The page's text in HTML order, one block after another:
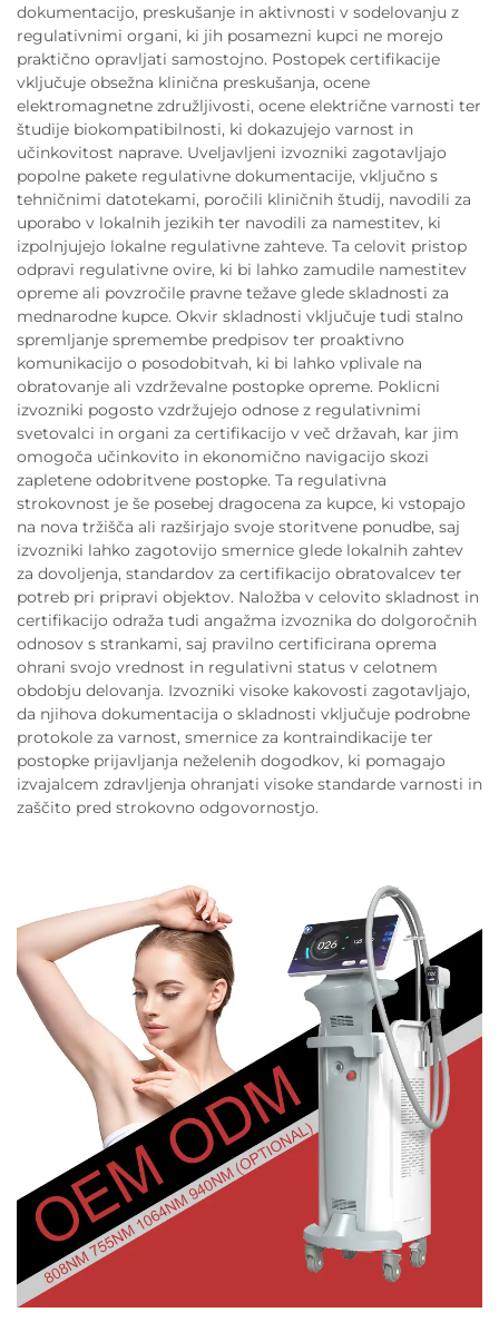
dokumentacijo, preskušanje in aktivnosti v sodelovanju z
regulativnimi organi, ki jih posamezni kupci ne morejo
praktično opravljati samostojno. Postopek certifikacije
vključuje obsežna klinična preskušanja, ocene
elektromagnetne združljivosti, ocene električne varnosti ter
študije biokompatibilnosti, ki dokazujejo varnost in
učinkovitost naprave. Uveljavljeni izvozniki zagotavljajo
popolne pakete regulativne dokumentacije, vključno s
tehničnimi datotekami, poročili kliničnih študij, navodili za
uporabo v lokalnih jezikih ter navodili za namestitev, ki
izpolnjujejo lokalne regulativne zahteve. Ta celovit pristop
odpravi regulativne ovire, ki bi lahko zamudile namestitev
opreme ali povzročile pravne težave glede skladnosti za
mednarodne kupce. Okvir skladnosti vključuje tudi stalno
spremljanje spremembe predpisov ter proaktivno
komunikacijo o posodobitvah, ki bi lahko vplivale na
obratovanje ali vzdrževalne postopke opreme. Poklicni
izvozniki pogosto vzdržujejo odnose z regulativnimi
svetovalci in organi za certifikacijo v več državah, kar jim
omogoča učinkovito in ekonomično navigacijo skozi
zapletene odobritvene postopke. Ta regulativna
strokovnost je še posebej dragocena za kupce, ki vstopajo
na nova tržišča ali razširjajo svoje storitvene ponudbe, saj
izvozniki lahko zagotovijo smernice glede lokalnih zahtev
za dovoljenja, standardov za certifikacijo obratovalcev ter
potreb pri pripravi objektov. Naložba v celovito skladnost in
certifikacijo odraža tudi angažma izvoznika do dolgoročnih
odnosov s strankami, saj pravilno certificirana oprema
ohrani svojo vrednost in regulativni status v celotnem
obdobju delovanja. Izvozniki visoke kakovosti zagotavljajo,
da njihova dokumentacija o skladnosti vključuje podrobne
protokole za varnost, smernice za kontraindikacije ter
postopke prijavljanja neželenih dogodkov, ki pomagajo
izvajalcem zdravljenja ohranjati visoke standarde varnosti in
zaščito pred strokovno odgovornostjo.